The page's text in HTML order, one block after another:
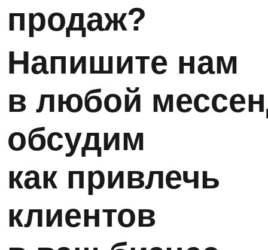
продаж?
Напишите нам
в любой
обсудим
как привлечь
клиентов